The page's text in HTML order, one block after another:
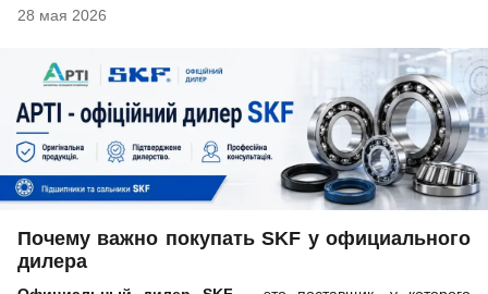
28 мая 2026
Почему важно покупать SKF у официального
дилера